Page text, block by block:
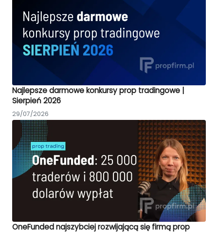
Najlepsze darmowe konkursy prop tradingowe |
Sierpień 2026
29/07/2026
OneFunded najszybciej rozwijającą się firmą prop